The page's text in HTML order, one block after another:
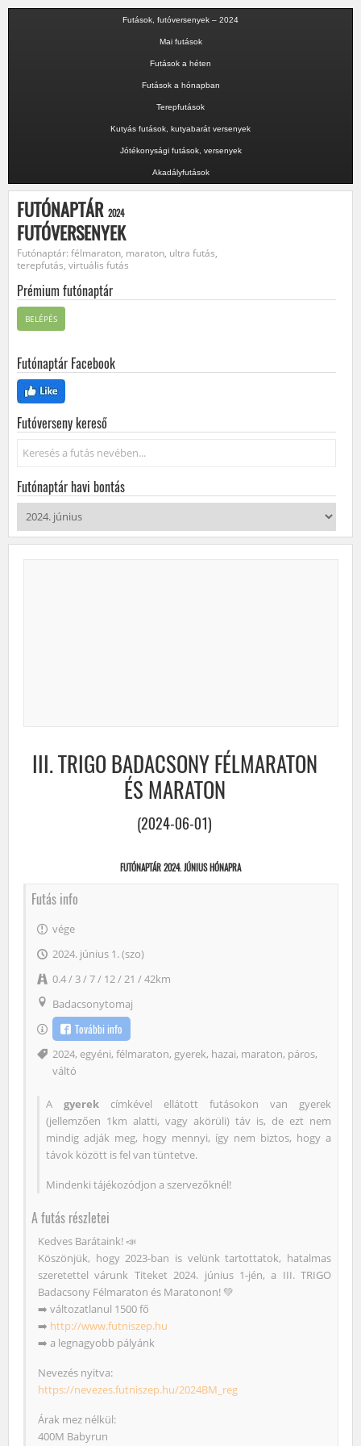
Futások, futóversenyek – 2024
Mai futások
Futások a héten
Futások a hónapban
Terepfutások
Kutyás futások, kutyabarát versenyek
Jótékonysági futások, versenyek
Akadályfutások
FUTÓNAPTÁR 2024
FUTÓVERSENYEK
Futónaptár: félmaraton, maraton, ultra futás,
terepfutás, virtuális futás
Prémium futónaptár
BELÉPÉS
Futónaptár Facebook
Futóverseny kereső
Keresés...
Futónaptár havi bontás
III. TRIGO BADACSONY FÉLMARATON
ÉS MARATON
(2024-06-01)
FUTÓNAPTÁR 2024. JÚNIUS HÓNAPRA
Futás info
vége
2024. június 1. (szo)
0.4 / 3 / 7 / 12 / 21 / 42km
Badacsonytomaj
További info
Címke
2024, egyéni, félmaraton, gyerek, hazai, maraton, páros,
váltó
A gyerek címkével ellátott futásokon van gyerek
(jellemzően 1km alatti, vagy akörüli) táv is, de ezt nem
mindig adják meg, hogy mennyi, így nem biztos, hogy a
távok között is fel van tüntetve.
Mindenki tájékozódjon a szervezőknél!
A futás részletei
Kedves Barátaink! 📣
Köszönjük, hogy 2023-ban is velünk tartottatok, hatalmas
szeretettel várunk Titeket 2024. június 1-jén, a III. TRIGO
Badacsony Félmaraton és Maratonon! 💚
➡️ változatlanul 1500 fő
➡️ http://www.futniszep.hu
➡️ a legnagyobb pályánk
Nevezés nyitva:
https://nevezes.futniszep.hu/2024BM_reg
Árak mez nélkül:
400M Babyrun